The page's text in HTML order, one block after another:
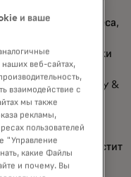
и малого бизнеса,
Малый бизнес
местной экономики
частного сектора
шопинг «Cranberry &
декабря,
количество
из многих
Mastercard запустит
и далее.
и ваше
веб-сайтах,
взаимодействие с
мы также
рекламы,
пользователей
"Управление
какие Файлы
и почему. Вы